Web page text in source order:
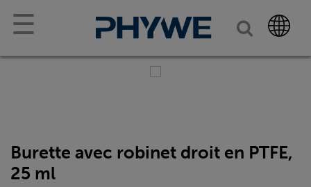
☰
Burette avec robinet droit en PTFE,
25 ml